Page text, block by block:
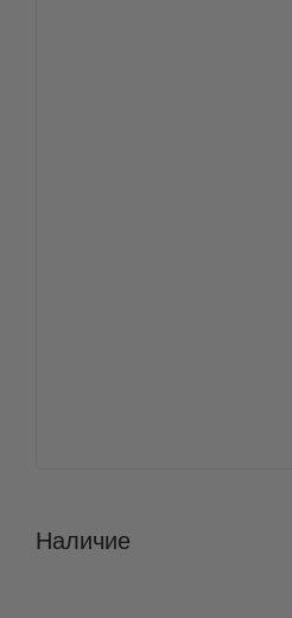
Наличие